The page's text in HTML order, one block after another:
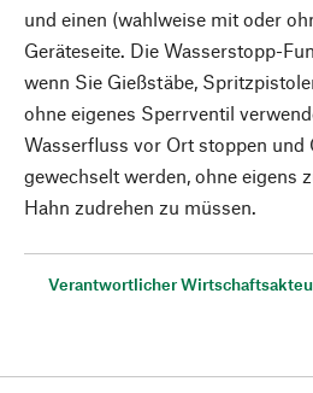
und einen (wahlweise mit oder
Geräteseite. Die Wasserstopp-
wenn Sie Gießstäbe,
ohne eigenes Sperrventil
Wasserfluss vor Ort stoppen und
gewechselt werden, ohne eigens
Hahn zudrehen zu müssen.
Verantwortlicher